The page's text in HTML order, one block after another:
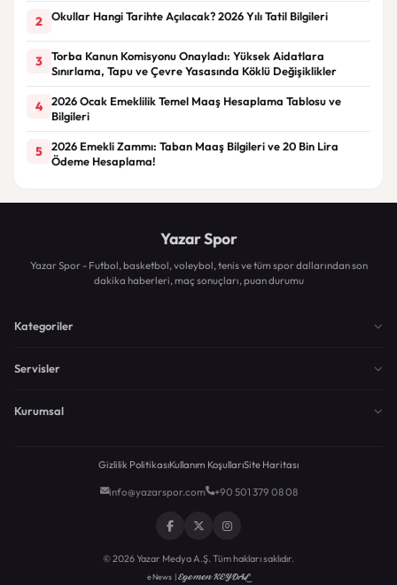
2 Okullar Hangi Tarihte Açılacak? 2026 Yılı Tatil Bilgileri
3
Torba Kanun Komisyonu Onayladı: Yüksek Aidatlara
Sınırlama, Tapu ve Çevre Yasasında Köklü Değişiklikler
4
2026 Ocak Emeklilik Temel Maaş Hesaplama Tablosu ve
Bilgileri
5
2026 Emekli Zammı: Taban Maaş Bilgileri ve 20 Bin Lira
Ödeme Hesaplama!
Yazar Spor
Yazar Spor - Futbol, basketbol, voleybol, tenis ve tüm spor dallarından son
dakika haberleri, maç sonuçları, puan durumu
Kategoriler
Servisler
Kurumsal
Gizlilik PolitikasıKullanım KoşullarıSite Haritası
info@yazarspor.com +90 501 379 08 08
© 2026 Yazar Medya A.Ş. Tüm hakları saklıdır.
eNews |Egemen KEYDAL